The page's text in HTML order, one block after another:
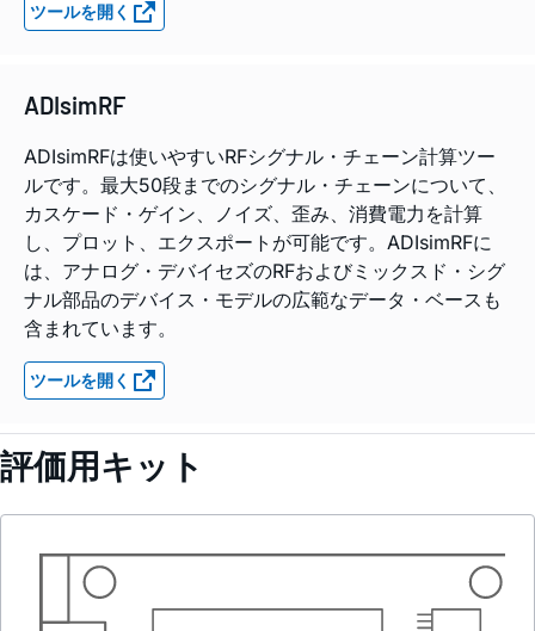
ツールを開く
ADIsimRF
ADIsimRFは使いやすいRFシグナル・チェーン計算ツー
ルです。最大50段までのシグナル・チェーンについて、
カスケード・ゲイン、ノイズ、歪み、消費電力を計算
し、プロット、エクスポートが可能です。ADIsimRFに
は、アナログ・デバイセズのRFおよびミックスド・シグ
ナル部品のデバイス・モデルの広範なデータ・ベースも
含まれています。
ツールを開く
評価用キット